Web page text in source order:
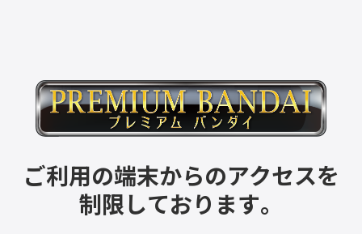
ご利用の端末からのアクセスを
制限しております。